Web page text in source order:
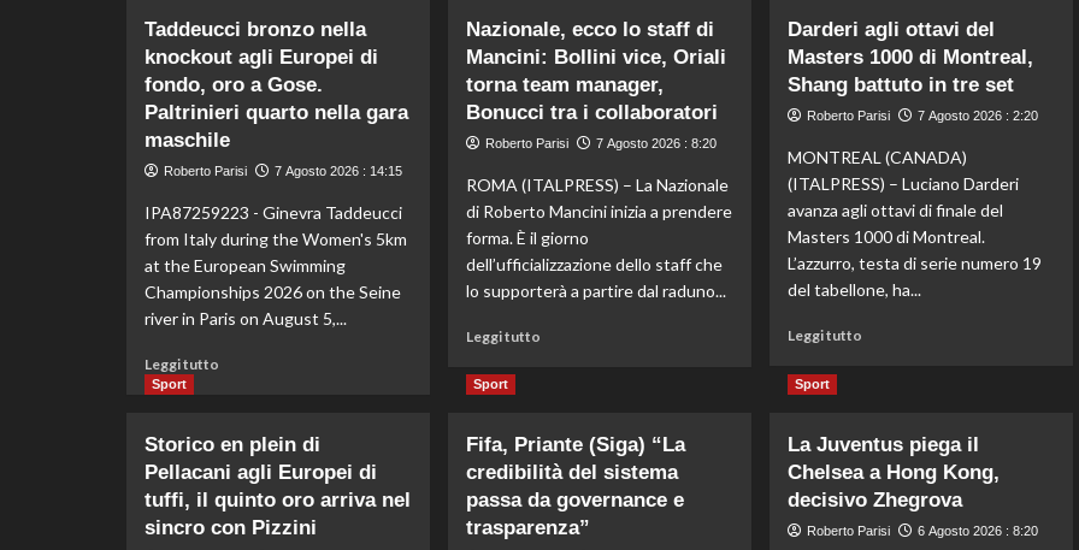
Taddeucci bronzo nella
knockout agli Europei di
fondo, oro a Gose.
Paltrinieri quarto nella gara
maschile
Roberto Parisi 7 Agosto 2026 : 14:15
IPA87259223 - Ginevra Taddeucci
from Italy during the Women's 5km
at the European Swimming
Championships 2026 on the Seine
river in Paris on August 5,...
Leggi tuttoLeggi
Taddeucci
bronzo
nella
knockout
Nazionale, ecco lo staff di
Mancini: Bollini vice, Oriali
torna team manager,
Bonucci tra i collaboratori
Roberto Parisi 7 Agosto 2026 : 8:20
ROMA (ITALPRESS) – La Nazionale
di Roberto Mancini inizia a prendere
forma. È il giorno
dell’ufficializzazione dello staff che
lo supporterà a partire dal raduno...
Leggi tuttoLeggi
ecco
lo
staff
Mancini:
Darderi agli ottavi del
Masters 1000 di Montreal,
Shang battuto in tre set
Roberto Parisi 7 Agosto 2026 : 2:20
MONTREAL (CANADA)
(ITALPRESS) – Luciano Darderi
avanza agli ottavi di finale del
Masters 1000 di Montreal.
L’azzurro, testa di serie numero 19
del tabellone, ha...
Leggi tutto
agli
ottavi
del
Masters
1000
Sport
Storico en plein di
Pellacani agli Europei di
tuffi, il quinto oro arriva nel
sincro con Pizzini
Sport
Fifa, Priante (Siga) “La
credibilità del sistema
passa da governance e
trasparenza”
Sport
La Juventus piega il
Chelsea a Hong Kong,
decisivo Zhegrova
Roberto Parisi 6 Agosto 2026 : 8:20